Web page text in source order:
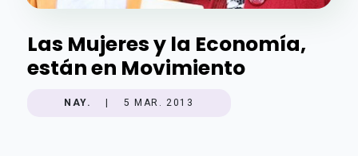
Las Mujeres y la Economía,
están en Movimiento
NAY. 5 MAR. 2013